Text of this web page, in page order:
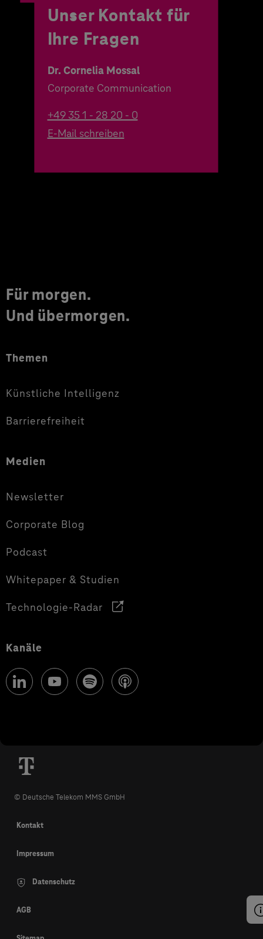
Unser Kontakt für
Ihre Fragen
Dr. Cornelia Mossal
Corporate Communication
+49 35 1 - 28 20 - 0
E-Mail schreiben
Für morgen.
Und übermorgen.
Themen
Künstliche Intelligenz
Barrierefreiheit
Medien
Newsletter
Corporate Blog
Podcast
Whitepaper & Studien
Technologie-Radar
Kanäle
© Deutsche Telekom MMS GmbH
Kontakt
Impressum
Datenschutz
AGB